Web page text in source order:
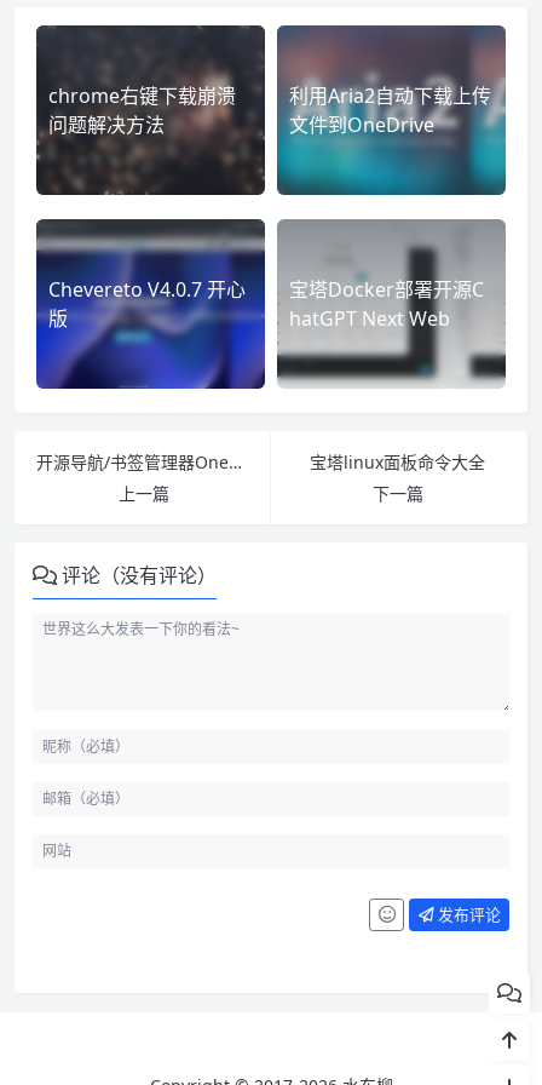
chrome右键下载崩溃
问题解决方法
利用Aria2自动下载上传
文件到OneDrive
Chevereto V4.0.7 开心
版
宝塔Docker部署开源C
hatGPT Next Web
开源导航/书签管理器OneNav
上一篇
宝塔linux面板命令大全
下一篇
评论（没有评论）
发布评论